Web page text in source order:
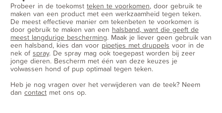
Probeer in de toekomst teken te voorkomen, door gebruik te
maken van een product met een werkzaamheid tegen teken.
De meest effectieve manier om tekenbeten te voorkomen is
door gebruik te maken van een halsband, want die geeft de
meest langdurige bescherming. Maak je liever geen gebruik van
een halsband, kies dan voor pipetjes met druppels voor in de
nek of spray. De spray mag ook toegepast worden bij zeer
jonge dieren. Bescherm met één van deze keuzes je
volwassen hond of pup optimaal tegen teken.
Heb je nog vragen over het verwijderen van de teek? Neem
dan contact met ons op.